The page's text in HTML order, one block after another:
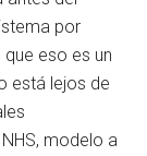
por
eso es un
está lejos de
modelo a